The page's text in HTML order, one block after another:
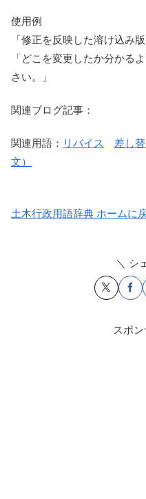
使用例
「修正を反映した溶け込み
「どこを変更したか分かる
さい。」
関連ブログ記事：
関連用語： リバイス 差し替
文）
土木行政用語辞典 ホームに
＼ シ
スポ